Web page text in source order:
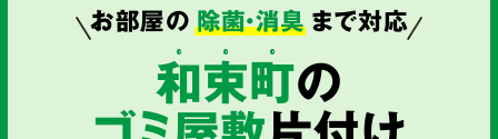
お部屋の 除菌・消臭まで対応
和束町の